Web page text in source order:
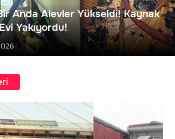
Anda Alevler Yükseldi! Kaynak
Yakıyordu!